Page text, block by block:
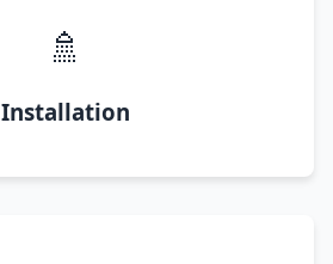
🚿
Installation